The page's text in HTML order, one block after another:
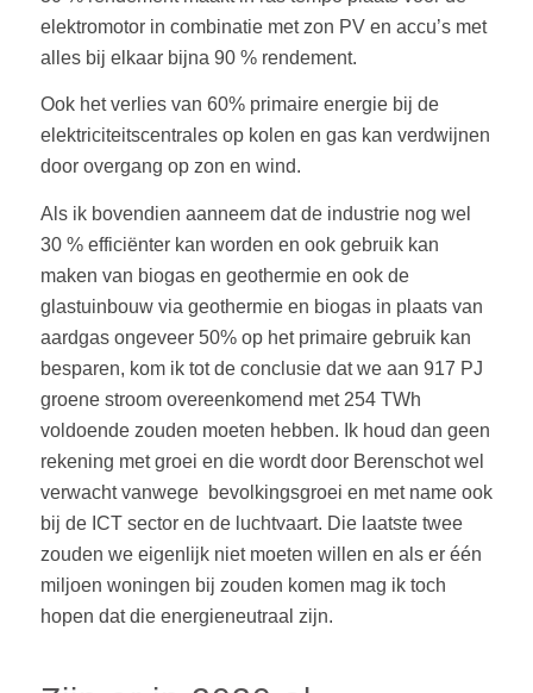
elektromotor in combinatie met zon PV en accu’s met
alles bij elkaar bijna 90 % rendement.
Ook het verlies van 60% primaire energie bij de
elektriciteitscentrales op kolen en gas kan verdwijnen
door overgang op zon en wind.
Als ik bovendien aanneem dat de industrie nog wel
30 % efficiënter kan worden en ook gebruik kan
maken van biogas en geothermie en ook de
glastuinbouw via geothermie en biogas in plaats van
aardgas ongeveer 50% op het primaire gebruik kan
besparen, kom ik tot de conclusie dat we aan 917 PJ
groene stroom overeenkomend met 254 TWh
voldoende zouden moeten hebben. Ik houd dan geen
rekening met groei en die wordt door Berenschot wel
verwacht vanwege bevolkingsgroei en met name ook
bij de ICT sector en de luchtvaart. Die laatste twee
zouden we eigenlijk niet moeten willen en als er één
miljoen woningen bij zouden komen mag ik toch
hopen dat die energieneutraal zijn.